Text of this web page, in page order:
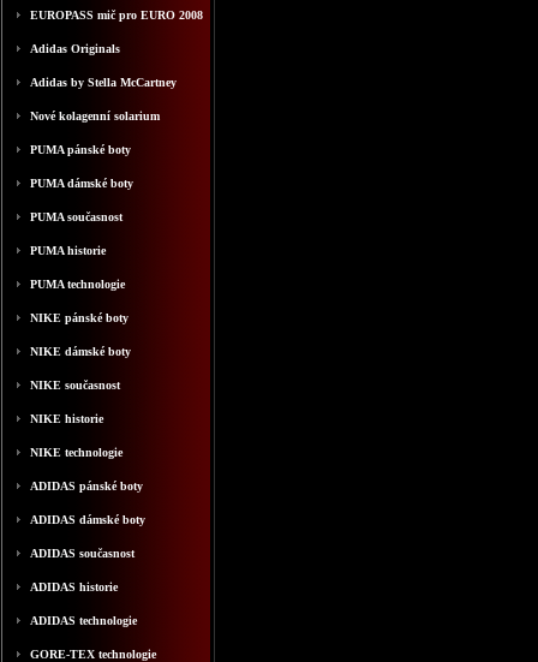
EUROPASS mič pro EURO 2008
Adidas Originals
Adidas by Stella McCartney
Nové kolagenní solarium
PUMA pánské boty
PUMA dámské boty
PUMA současnost
PUMA historie
PUMA technologie
NIKE pánské boty
NIKE dámské boty
NIKE současnost
NIKE historie
NIKE technologie
ADIDAS pánské boty
ADIDAS dámské boty
ADIDAS současnost
ADIDAS historie
ADIDAS technologie
GORE-TEX technologie